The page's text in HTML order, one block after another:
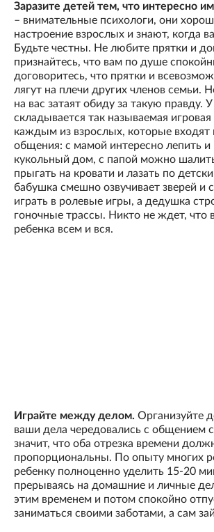
Заразите детей тем, что интересно
– внимательные психологи, они
настроение взрослых и знают, когда
Будьте честны. Не любите прятки и
признайтесь, что вам по душе
договоритесь, что прятки и
лягут на плечи других членов семьи.
на вас затаят обиду за такую правду.
складывается так называемая
каждым из взрослых, которые входят
общения: с мамой интересно лепить и
кукольный дом, с папой можно
прыгать на кровати и лазать по
бабушка смешно озвучивает зверей и
играть в ролевые игры, а дедушка
гоночные трассы. Никто не ждет, что
ребенка всем и вся.
Играйте между делом. Организуйте
ваши дела чередовались с общением
значит, что оба отрезка времени
пропорциональны. По опыту многих
ребенку полноценно уделить 15-20
прерываясь на домашние и личные
этим временем и потом спокойно
заниматься своими заботами, а сам